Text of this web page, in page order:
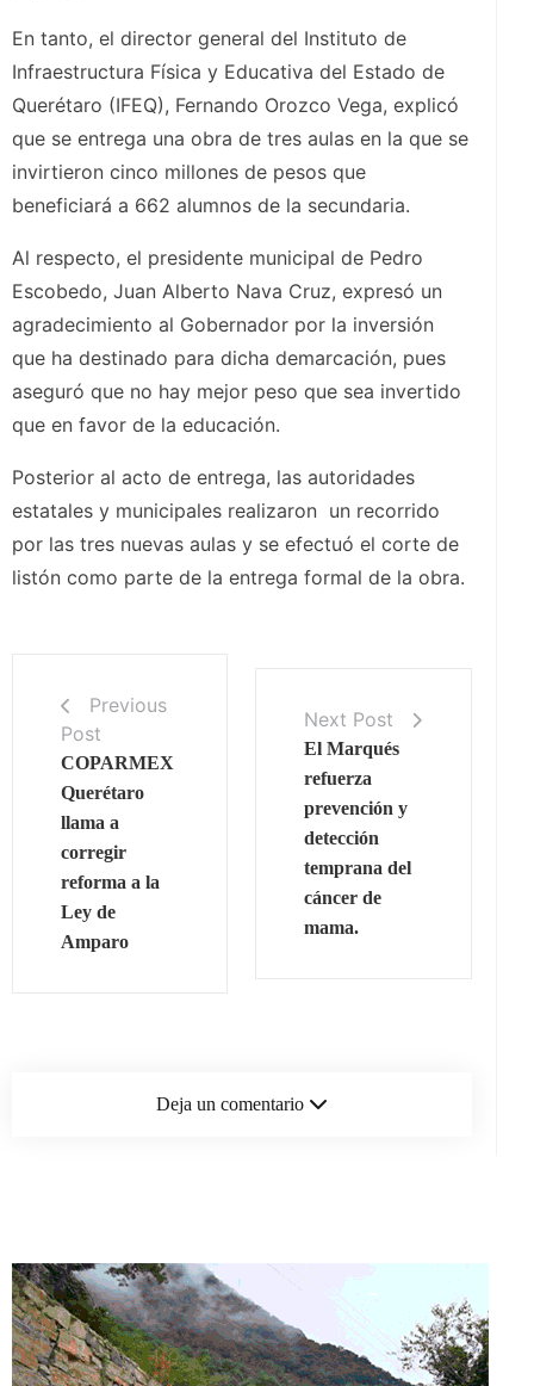
En tanto, el director general del Instituto de
Infraestructura Física y Educativa del Estado de
Querétaro (IFEQ), Fernando Orozco Vega, explicó
que se entrega una obra de tres aulas en la que se
invirtieron cinco millones de pesos que
beneficiará a 662 alumnos de la secundaria.
Al respecto, el presidente municipal de Pedro
Escobedo, Juan Alberto Nava Cruz, expresó un
agradecimiento al Gobernador por la inversión
que ha destinado para dicha demarcación, pues
aseguró que no hay mejor peso que sea invertido
que en favor de la educación.
Posterior al acto de entrega, las autoridades
estatales y municipales realizaron un recorrido
por las tres nuevas aulas y se efectuó el corte de
listón como parte de la entrega formal de la obra.
Previous
Post
COPARMEX
Querétaro
llama a
corregir
reforma a la
Ley de
Amparo
Next Post
El Marqués
refuerza
prevención y
detección
temprana del
cáncer de
mama.
Deja un comentario